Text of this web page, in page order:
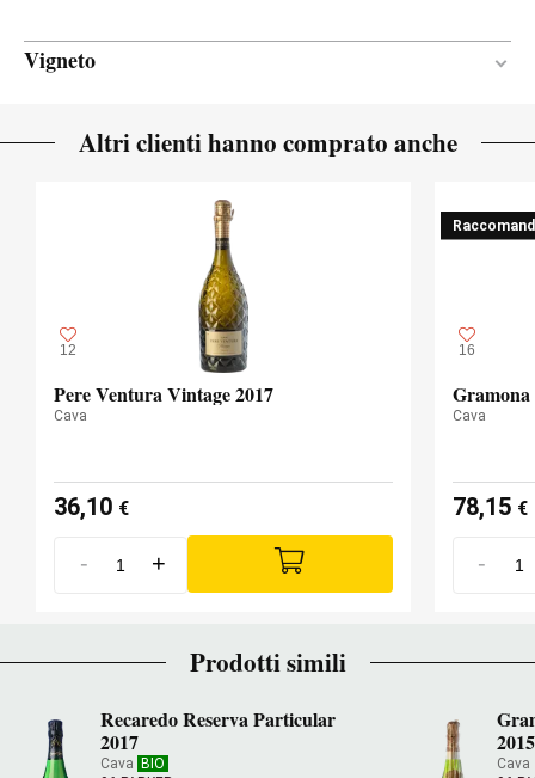
Vigneto
CLIMA Mediterraneo
Rese molto basse
Altri clienti hanno comprato anche
12
Pere Ventura Vintage 2017
Cava
36,10 €
- +
16
Gramona
Cava
78,15 €
-
Prodotti simili
Recaredo Reserva Particular
2017
Cava
BIO
2015
Cava